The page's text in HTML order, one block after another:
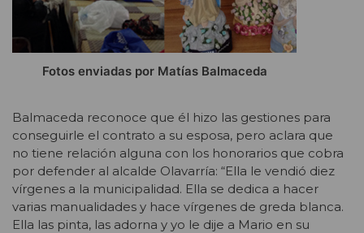
Fotos enviadas por Matías Balmaceda
Balmaceda reconoce que él hizo las gestiones para
conseguirle el contrato a su esposa, pero aclara que
no tiene relación alguna con los honorarios que cobra
por defender al alcalde Olavarría: “Ella le vendió diez
vírgenes a la municipalidad. Ella se dedica a hacer
varias manualidades y hace vírgenes de greda blanca.
Ella las pinta, las adorna y yo le dije a Mario en su